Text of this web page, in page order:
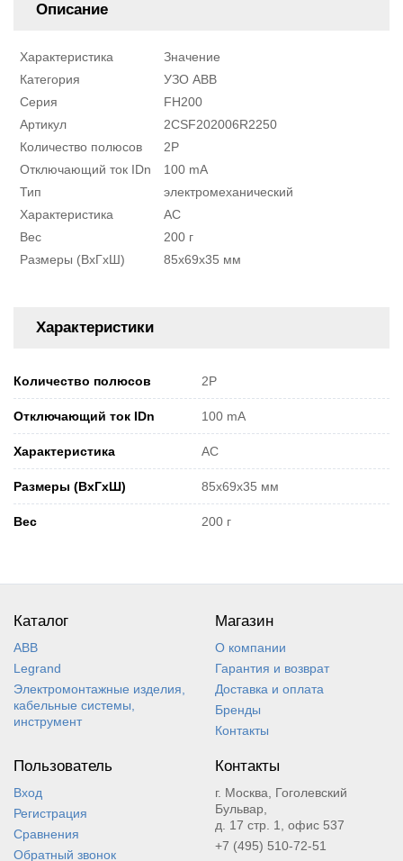
Описание
Характеристика
Значение
Категория
УЗО ABB
Серия
FH200
Артикул
2CSF202006R2250
Количество полюсов
2P
Отключающий ток IDn
100 mA
Тип
электромеханический
Характеристика
AC
Вес
200 г
Размеры (ВxГxШ)
85x69x35 мм
Характеристики
Количество полюсов 2P
Отключающий ток IDn 100 mA
Характеристика AC
Размеры (ВхГхШ) 85x69x35 мм
Вес 200 г
Каталог
ABB
Legrand
Электромонтажные изделия,
кабельные системы,
инструмент
Магазин
О компании
Гарантия и возврат
Доставка и оплата
Бренды
Контакты
Пользователь
Вход
Регистрация
Сравнения
Обратный звонок
Контакты
г. Москва, Гоголевский
Бульвар,
д. 17 стр. 1, офис 537
+7 (495) 510-72-51